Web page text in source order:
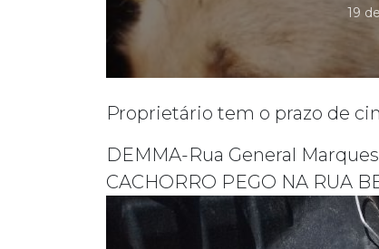
19
Proprietário tem o prazo de
DEMMA-Rua General
CACHORRO PEGO NA RUA